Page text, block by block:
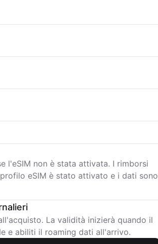
l'eSIM non è stata attivata. I rimborsi
eSIM è stato attivato e i dati sono
La validità inizierà quando il
e abiliti il roaming dati all'arrivo.